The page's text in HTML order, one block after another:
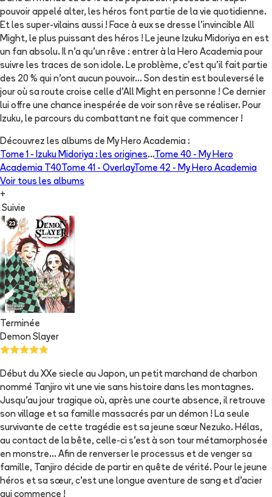
pouvoir appelé alter, les héros font partie de la vie quotidienne.
Et les super-vilains aussi ! Face à eux se dresse l’invincible All
Might, le plus puissant des héros ! Le jeune Izuku Midoriya en est
un fan absolu. Il n’a qu’un rêve : entrer à la Hero Academia pour
suivre les traces de son idole. Le problème, c’est qu’il fait partie
des 20 % qui n’ont aucun pouvoir… Son destin est bouleversé le
jour où sa route croise celle d’All Might en personne ! Ce dernier
lui offre une chance inespérée de voir son rêve se réaliser. Pour
Izuku, le parcours du combattant ne fait que commencer !
Découvrez les albums de My Hero Academia :
Tome 1 - Izuku Midoriya : les origines...Tome 40 - My Hero
Academia T40 Tome 41 - OverlayTome 42 - My Hero Academia
Voir tous les albums
+
Suivie
Terminée
Demon Slayer
Début du XXe siecle au Japon, un petit marchand de charbon
nommé Tanjiro vit une vie sans histoire dans les montagnes.
Jusqu’au jour tragique où, après une courte absence, il retrouve
son village et sa famille massacrés par un démon ! La seule
survivante de cette tragédie est sa jeune sœur Nezuko. Hélas,
au contact de la bête, celle-ci s’est à son tour métamorphosée
en monstre... Afin de renverser le processus et de venger sa
famille, Tanjiro décide de partir en quête de vérité. Pour le jeune
héros et sa sœur, c’est une longue aventure de sang et d’acier
qui commence !